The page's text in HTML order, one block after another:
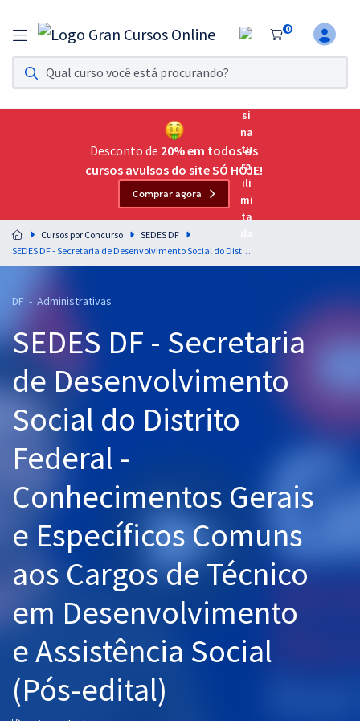
0
Assinatura Ilimitada 11
Acesso a todos os cursos. Teste grátis por 7 dias!
Assinatura OAB Até Passar
Acesso ilimitado a toda preparação para o Exame da
Residências Multiprofissionais
Preparação completa e intensiva para as principais
residências em saúde do Brasil
Cursos 20% OFF
Pós
Graduação
OAB
Mentorias
Questões grátis
Aprovados
Desconto de 20% em todos os
cursos avulsos do site SÓ HOJE!
Comprar agora
Cursos por Concurso
SEDES DF
SEDES DF - Secretaria de Desenvolvimento Social do Distrito Federal - Conhecimentos Gerais e Específicos Comuns aos Cargos de Técnico em Desenvolvimento e Assistência Social (Pós-edital)
DF - Administrativas
SEDES DF - Secretaria
de Desenvolvimento
Social do Distrito
Federal -
Conhecimentos Gerais
e Específicos Comuns
aos Cargos de Técnico
em Desenvolvimento
e Assistência Social
(Pós-edital)